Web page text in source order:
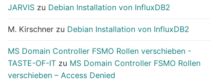
JARVIS zu Debian Installation von InfluxDB2
M. Kirschner zu Debian Installation von InfluxDB2
MS Domain Controller FSMO Rollen verschieben -
TASTE-OF-IT zu MS Domain Controller FSMO Rollen
verschieben – Access Denied